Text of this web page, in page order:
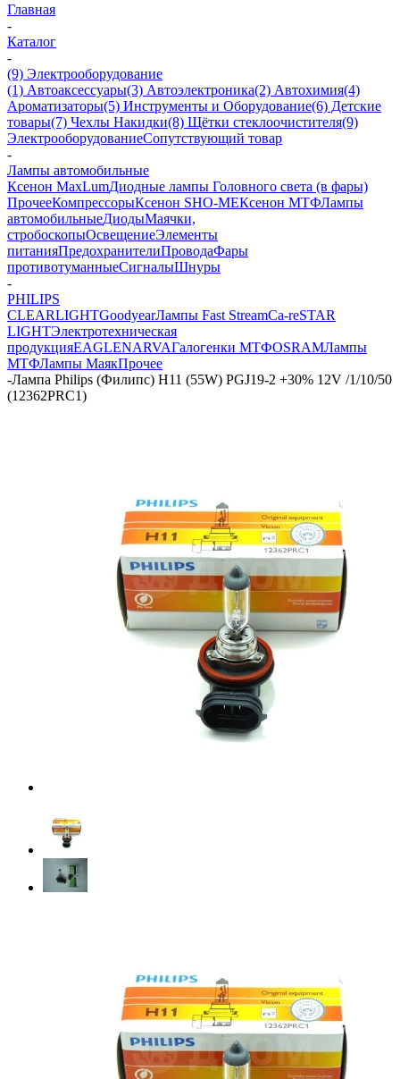
Главная
-
Каталог
-
(9) Электрооборудование
(1) Автоаксессуары(3) Автоэлектроника(2) Автохимия(4)
Ароматизаторы(5) Инструменты и Оборудование(6) Детские
товары(7) Чехлы Накидки(8) Щётки стеклоочистителя(9)
ЭлектрооборудованиеСопутствующий товар
-
Лампы автомобильные
Ксенон MaxLumДиодные лампы Головного света (в фары)
ПрочееКомпрессорыКсенон SHO-MEКсенон МТФЛампы
автомобильныеДиодыМаячки,
стробоскопыОсвещениеЭлементы
питанияПредохранителиПроводаФары
противотуманныеСигналыШнуры
-
PHILIPS
CLEARLIGHTGoodyearЛампы Fast StreamCa-reSTAR
LIGHTЭлектротехническая
продукцияEAGLENARVAГалогенки МТФOSRAMЛампы
МТФЛампы МаякПрочее
-Лампа Philips (Филипс) H11 (55W) PGJ19-2 +30% 12V /1/10/50
(12362PRC1)